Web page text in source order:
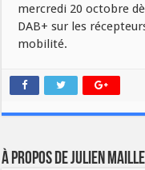
mercredi 20 octobre
DAB+ sur les
mobilité.
À propos de Julien Maille